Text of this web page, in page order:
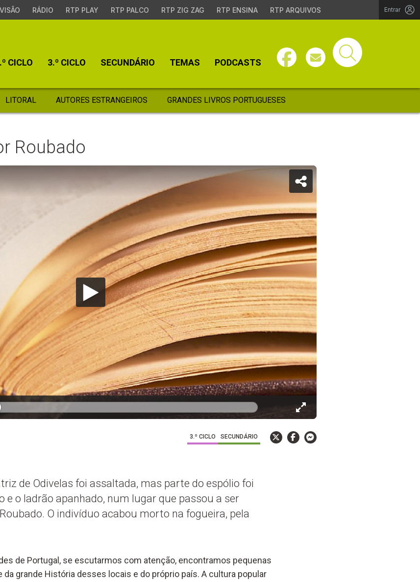
RÁDIO RTP PLAY RTP PALCO RTP ZIG ZAG RTP ENSINA RTP ARQUIVOS Entrar
CICLO 3.º CICLO SECUNDÁRIO TEMAS PODCASTS
LITORAL AUTORES ESTRANGEIROS GRANDES LIVROS PORTUGUESES
Roubado
3.º CICLO SECUNDÁRIO
de Odivelas foi assaltada, mas parte do espólio foi
e o ladrão apanhado, num lugar que passou a ser
O indivíduo acabou morto na fogueira, pela
de Portugal, se escutarmos com atenção, encontramos pequenas
grande História desses locais e do próprio país. A cultura popular